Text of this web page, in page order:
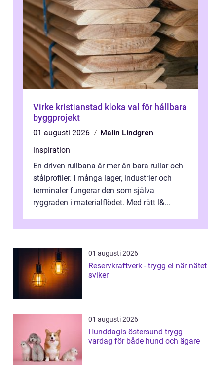
Virke kristianstad kloka val för hållbara
byggprojekt
01 augusti 2026
Malin Lindgren
inspiration
En driven rullbana är mer än bara rullar och
stålprofiler. I många lager, industrier och
terminaler fungerar den som själva
ryggraden i materialflödet. Med rätt l&...
01 augusti 2026
Reservkraftverk - trygg el när nätet
sviker
01 augusti 2026
Hunddagis östersund trygg
vardag för både hund och ägare